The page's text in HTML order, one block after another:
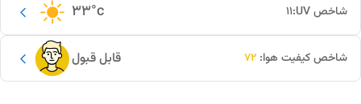
33°c شاخص UV: 11
قابل قبول شاخص کیفیت هوا: 72